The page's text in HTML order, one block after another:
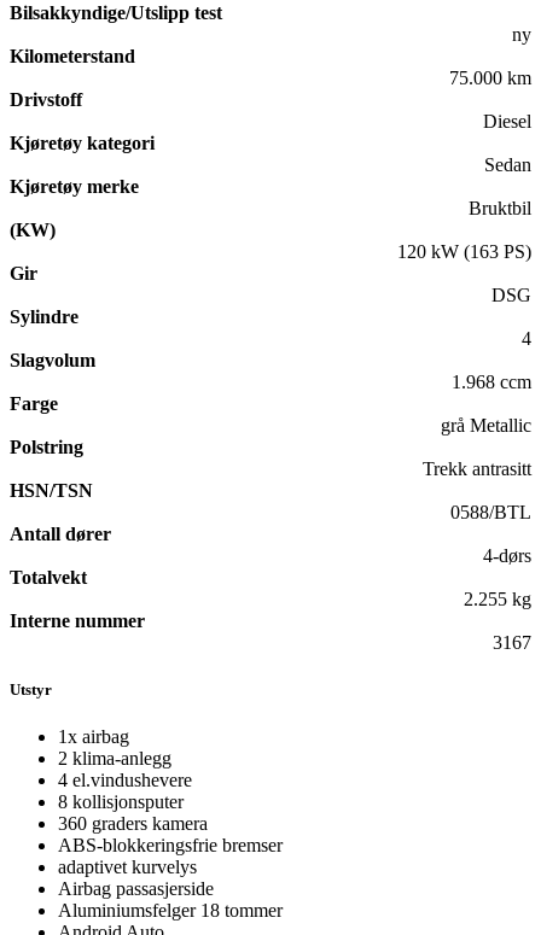
Bilsakkyndige/Utslipp test
ny
Kilometerstand
75.000 km
Drivstoff
Diesel
Kjøretøy kategori
Sedan
Kjøretøy merke
Bruktbil
(KW)
120 kW (163 PS)
Gir
DSG
Sylindre
4
Slagvolum
1.968 ccm
Farge
grå Metallic
Polstring
Trekk antrasitt
HSN/TSN
0588/BTL
Antall dører
4-dørs
Totalvekt
2.255 kg
Interne nummer
3167
Utstyr
1x airbag
2 klima-anlegg
4 el.vindushevere
8 kollisjonsputer
360 graders kamera
ABS-blokkeringsfrie bremser
adaptivet kurvelys
Airbag passasjerside
Aluminiumsfelger 18 tommer